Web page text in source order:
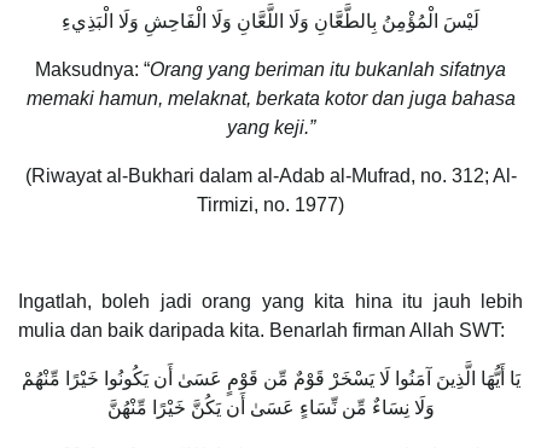
لَيْسَ الْمُؤْمِنُ بِالطَّعَّانِ وَلَا اللَّعَّانِ وَلَا الْفَاحِشِ وَلَا الْبَذِيءِ
Maksudnya: “Orang yang beriman itu bukanlah sifatnya
memaki hamun, melaknat, berkata kotor dan juga bahasa
yang keji.”
(Riwayat al-Bukhari dalam al-Adab al-Mufrad, no. 312; Al-
Tirmizi, no. 1977)
Ingatlah, boleh jadi orang yang kita hina itu jauh lebih
mulia dan baik daripada kita. Benarlah firman Allah SWT:
يَا أَيُّهَا الَّذِينَ آمَنُوا لَا يَسْخَرْ قَوْمٌ مِّن قَوْمٍ عَسَىٰ أَن يَكُونُوا خَيْرًا مِّنْهُمْ
وَلَا نِسَاءٌ مِّن نِّسَاءٍ عَسَىٰ أَن يَكُنَّ خَيْرًا مِّنْهُنَّ